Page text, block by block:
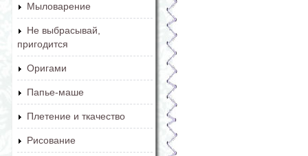
Мыловарение
Не выбрасывай,
пригодится
Оригами
Папье-маше
Плетение и ткачество
Рисование